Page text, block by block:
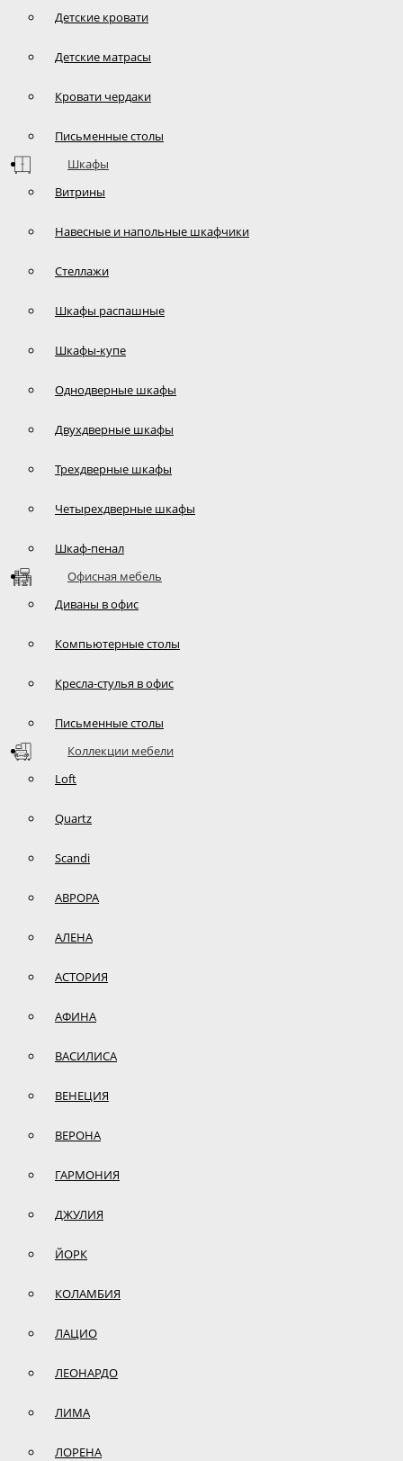
Детские кровати
Детские матрасы
Кровати чердаки
Письменные столы
Шкафы
Витрины
Навесные и напольные шкафчики
Стеллажи
Шкафы распашные
Шкафы-купе
Однодверные шкафы
Двухдверные шкафы
Трехдверные шкафы
Четырехдверные шкафы
Шкаф-пенал
Офисная мебель
Диваны в офис
Компьютерные столы
Кресла-стулья в офис
Письменные столы
Коллекции мебели
Loft
Quartz
Scandi
АВРОРА
АЛЕНА
АСТОРИЯ
АФИНА
ВАСИЛИСА
ВЕНЕЦИЯ
ВЕРОНА
ГАРМОНИЯ
ДЖУЛИЯ
ЙОРК
КОЛАМБИЯ
ЛАЦИО
ЛЕОНАРДО
ЛИМА
ЛОРЕНА